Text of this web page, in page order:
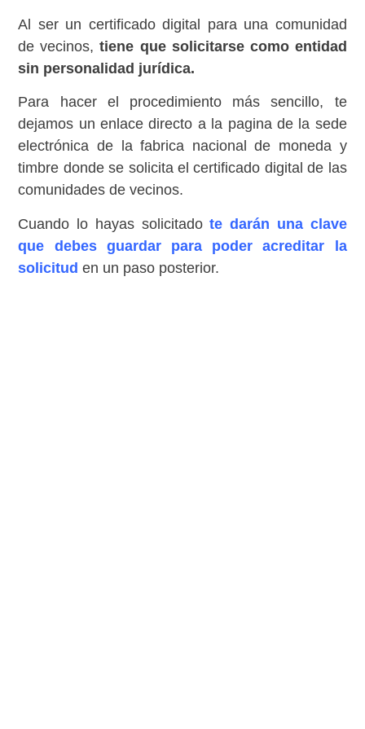
Al ser un certificado digital para una comunidad
de vecinos,tiene que solicitarse como entidad
sin personalidad jurídica.
Para hacer el procedimiento más sencillo, te
dejamos un enlace directo a la pagina de la sede
electrónica de la fabrica nacional de moneda y
timbre donde se solicita el certificado digital de las
comunidades de vecinos.
Cuando lo hayas solicitadote darán una clave
que debes guardar para poder acreditar la
solicitud en un paso posterior.